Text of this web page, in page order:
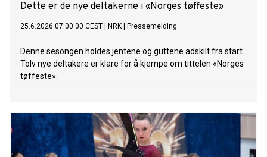
Dette er de nye deltakerne i «Norges tøffeste»
25.6.2026 07:00:00 CEST NRK Pressemelding
Denne sesongen holdes jentene og guttene adskilt fra start.
Tolv nye deltakere er klare for å kjempe om tittelen «Norges
tøffeste».